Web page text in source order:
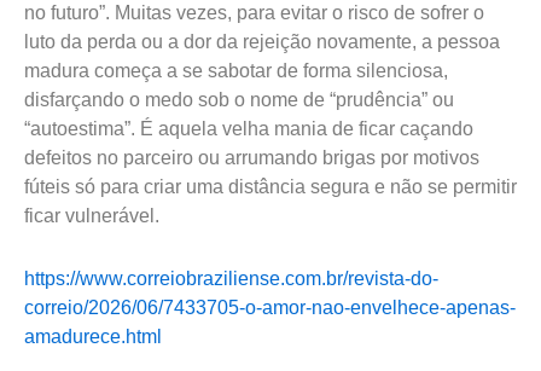
no futuro”. Muitas vezes, para evitar o risco de sofrer o
luto da perda ou a dor da rejeição novamente, a pessoa
madura começa a se sabotar de forma silenciosa,
disfarçando o medo sob o nome de “prudência” ou
“autoestima”. É aquela velha mania de ficar caçando
defeitos no parceiro ou arrumando brigas por motivos
fúteis só para criar uma distância segura e não se permitir
ficar vulnerável.
https://www.correiobraziliense.com.br/revista-do-
correio/2026/06/7433705-o-amor-nao-envelhece-apenas-
amadurece.html